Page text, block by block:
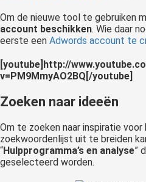
Om de nieuwe tool te gebruiken
account beschikken. Wie daar
eerste een Adwords account te
[youtube]http://
v=PM9MmyAO2BQ[/youtube]
Zoeken naar ideeën
Om te zoeken naar inspiratie
zoekwoordenlijst uit te breiden
“Hulpprogramma’s en analyse”
geselecteerd worden.